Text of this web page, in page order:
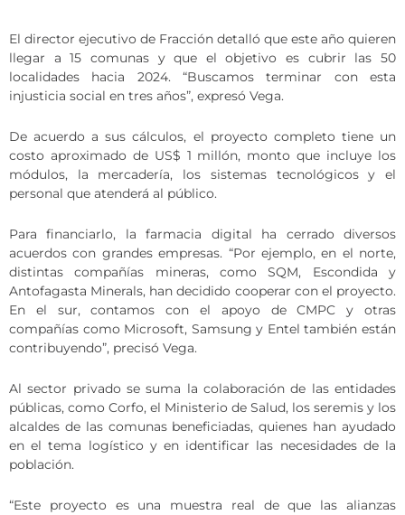
El director ejecutivo de Fracción detalló que este año quieren
llegar a 15 comunas y que el objetivo es cubrir las 50
localidades hacia 2024. “Buscamos terminar con esta
injusticia social en tres años”, expresó Vega.
De acuerdo a sus cálculos, el proyecto completo tiene un
costo aproximado de US$ 1 millón, monto que incluye los
módulos, la mercadería, los sistemas tecnológicos y el
personal que atenderá al público.
Para financiarlo, la farmacia digital ha cerrado diversos
acuerdos con grandes empresas. “Por ejemplo, en el norte,
distintas compañías mineras, como SQM, Escondida y
Antofagasta Minerals, han decidido cooperar con el proyecto.
En el sur, contamos con el apoyo de CMPC y otras
compañías como Microsoft, Samsung y Entel también están
contribuyendo”, precisó Vega.
Al sector privado se suma la colaboración de las entidades
públicas, como Corfo, el Ministerio de Salud, los seremis y los
alcaldes de las comunas beneficiadas, quienes han ayudado
en el tema logístico y en identificar las necesidades de la
población.
“Este proyecto es una muestra real de que las alianzas